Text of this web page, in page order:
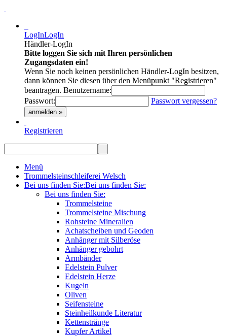
LogInLogIn
Händler-LogIn
Bitte loggen Sie sich mit Ihren persönlichen
Zugangsdaten ein!
Wenn Sie noch keinen persönlichen Händler-LogIn besitzen,
dann können Sie diesen über den Menüpunkt "Registrieren"
beantragen. Benutzername:
Passwort:
Passwort vergessen?
anmelden »
Registrieren
Menü
Trommelsteinschleiferei Welsch
Bei uns finden Sie:Bei uns finden Sie:
Bei uns finden Sie:
Trommelsteine
Trommelsteine Mischung
Rohsteine Mineralien
Achatscheiben und Geoden
Anhänger mit Silberöse
Anhänger gebohrt
Armbänder
Edelstein Pulver
Edelstein Herze
Kugeln
Oliven
Seifensteine
Steinheilkunde Literatur
Kettenstränge
Kupfer Artikel